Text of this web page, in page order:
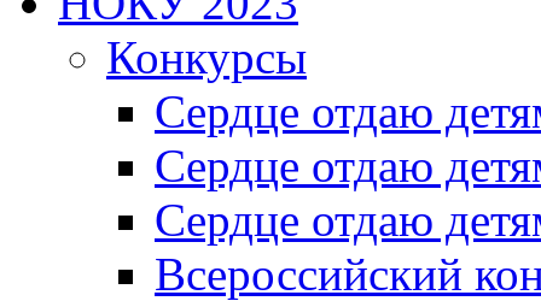
Конкурсы
Сердце отдаю
Сердце отдаю
Сердце отдаю
Всероссийский